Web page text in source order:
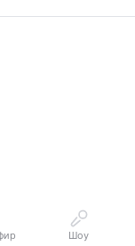
Шоу